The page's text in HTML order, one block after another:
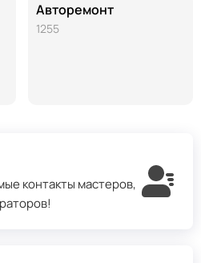
Авторемонт
1255
контакты мастеров,